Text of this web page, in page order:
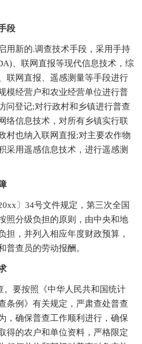
段
新的.调查技术手段，采用手持
、联网直报等现代信息技术，综
联网直报、遥感测量等手段进行
模经营户和农业经营单位进行普
问登记;对行政村和乡镇进行普查
络信息技术，对所有乡镇实行联
村也纳入联网直报;对主要农作物
采用遥感信息技术，进行遥感测
〕34号文件规定，第三次全国
照分级负担的原则，由中央和地
担，并列入相应年度财政预算，
普查员的劳动报酬。
要按照《中华人民共和国统计
条例》有关规定，严肃查处普查
，确保普查工作顺利进行，确保
得的农户和单位资料，严格限定